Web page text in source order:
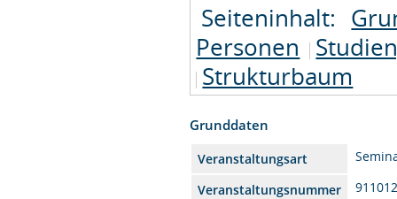
Seiteninhalt:
Personen
Strukturbaum
Grunddaten
Veranstaltungsart
Veranstaltungsnummer